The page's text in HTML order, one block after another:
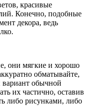
красивые
Конечно, подобные
декора, ведь
они мягкие и хорошо
обматывайте,
вариант обычной
их частично, оставив
либо рисунками, либо